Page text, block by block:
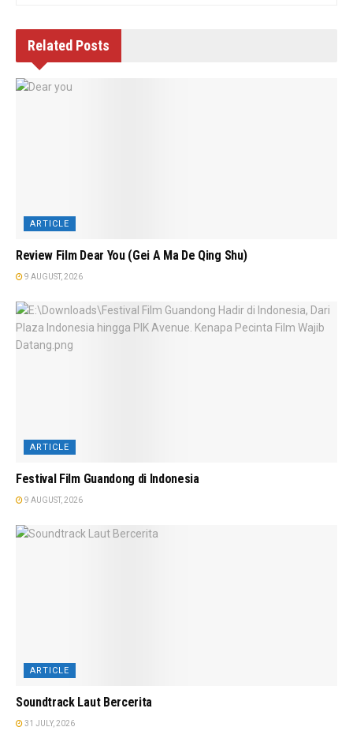
Related Posts
ARTICLE
Review Film Dear You (Gei A Ma De Qing Shu)
9 AUGUST, 2026
ARTICLE
Festival Film Guandong di Indonesia
9 AUGUST, 2026
ARTICLE
Soundtrack Laut Bercerita
31 JULY, 2026